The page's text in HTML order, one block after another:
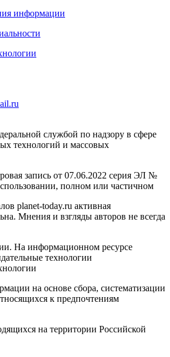
информации
службой по надзору в сфере
технологий и массовых
запись от 07.06.2022 серия ЭЛ №
полном или частичном
planet-today.ru активная
Мнения и взгляды авторов не всегда
На информационном ресурсе
технологии
на основе сбора, систематизации
к предпочтениям
на территории Российской